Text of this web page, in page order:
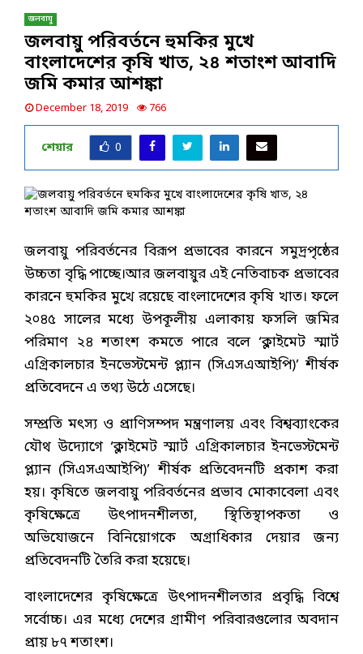
জলবায়ু
জলবায়ু পরিবর্তনে হুমকির মুখে
বাংলাদেশের কৃষি খাত, ২৪ শতাংশ আবাদি
জমি কমার আশঙ্কা
December 18, 2019 766
শেয়ার 0
জলবায়ু পরিবর্তনের বিরূপ প্রভাবের কারনে সমুদ্রপৃষ্ঠের
উচ্চতা বৃদ্ধি পাচ্ছে।আর জলবায়ুর এই নেতিবাচক প্রভাবের
কারনে হুমকির মুখে রয়েছে বাংলাদেশের কৃষি খাত। ফলে
২০৪৫ সালের মধ্যে উপকূলীয় এলাকায় ফসলি জমির
পরিমাণ ২৪ শতাংশ কমতে পারে বলে ‘ক্লাইমেট স্মার্ট
এগ্রিকালচার ইনভেস্টমেন্ট প্ল্যান (সিএসএআইপি)’ শীর্ষক
প্রতিবেদনে এ তথ্য উঠে এসেছে।
সম্প্রতি মৎস্য ও প্রাণিসম্পদ মন্ত্রণালয় এবং বিশ্বব্যাংকের
যৌথ উদ্যোগে ‘ক্লাইমেট স্মার্ট এগ্রিকালচার ইনভেস্টমেন্ট
প্ল্যান (সিএসএআইপি)’ শীর্ষক প্রতিবেদনটি প্রকাশ করা
হয়। কৃষিতে জলবায়ু পরিবর্তনের প্রভাব মোকাবেলা এবং
কৃষিক্ষেত্রে উৎপাদনশীলতা, স্থিতিস্থাপকতা ও
অভিযোজনে বিনিয়োগকে অগ্রাধিকার দেয়ার জন্য
প্রতিবেদনটি তৈরি করা হয়েছে।
বাংলাদেশের কৃষিক্ষেত্রে উৎপাদনশীলতার প্রবৃদ্ধি বিশ্বে
সর্বোচ্চ। এর মধ্যে দেশের গ্রামীণ পরিবারগুলোর অবদান
প্রায় ৮৭ শতাংশ।